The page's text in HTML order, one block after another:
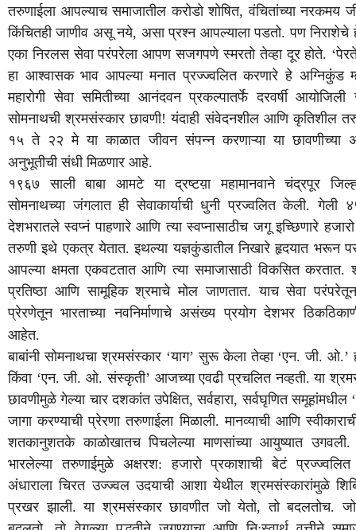
तरुणाईला आपल्याच समाजातील करोडो शोषित,वंचितांच्या नरकमय
किंचितही जाणीव असू नये, असा प्रश्न आपल्याला पडतो.पण निराशेचे
एका निरलस सेवा परंपरेला आपण सजगपणे स्मरतो तेव्हा दूर होते. ‘
हा आश्वासक भाव आपल्या मनात प्रज्ज्वलित करणारे हे अग्निकुंड
महारोगी सेवा समितीच्या आनंदवन प्रकल्पातर्फे दरवर्षी आयोजिली
सोमनाथची श्रमसंस्कार छावणी!यंदाही संवेदनशील आणि कृतिशील
१५ ते २२ मे या काळात जीवन संपन्न करणाऱ्या या छावणीच्या
अनुभूतीची संधी मिळणार आहे.
१९६७
साली बाबा आमटे या द्रष्टय़ा महामानवाने चंद्रपूर
सोमनाथच्या जंगलात ही सेवाकार्याची धुनी प्रज्वलित केली.गेली
देशभरातले स्वप्नं पाहणारे आणि त्या स्वप्नासाठीच जगू इच्छिणारे हजारो
तरुणी इथे एकत्र येतात.इथल्या यज्ञकुंडातील निखारे हृदयात भरून
आपल्या क्षमता एकवटतात आणि त्या समाजासाठी विकसित करतात.
प्रतिष्ठा आणि सामूहिक श्रमाचे मोल जाणतात.याच सेवा
प्रेरणेतून भारताच्या नवनिर्माणाचे असंख्य प्रयोग देशभर
आहेत.
बाबांनी सोमनाथचा श्रमसंस्कार‘याग’सुरू केला तेव्हा‘एन.जी.ओ.’
किंवा‘एन.जी.ओ.संस्कृती’ आजच्या एवढी प्रचलित नव्हती.या
छावणीमुळे गेल्या चार दशकांत उपेक्षित,सर्वहारा,सर्वघृणित समूहांमधील‘
जागा करण्याची प्रेरणा तरुणाईला मिळाली.मानव्याची आणि
शतकानुशतके काळोखातच पिचलेल्या माणसांच्या आयुष्यात उगवली
भारलेल्या तरुणाईमुळे अक्षरश:हजारो प्रकाशाची बेटं प्रज्ज्वलित
अंधाराला चिरत उज्ज्वल उदयाची आशा येथील श्रमसंस्कारांमुळे
प्रखर झाली.या श्रमसंस्कार छावणीत जो येतो,तो बदलतोच.जो